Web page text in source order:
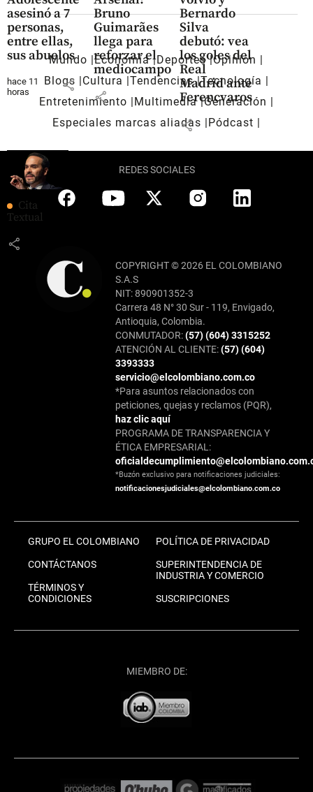
asesinó a 7
personas,
entre ellas,
sus abuelos
hace 11
horas
share
Bruno
Guimarães
llega para
reforzar el
mediocampo
share
Bernardo
Silva
debutó: vea
los goles del
Real
Madrid ante
Ferencvaros
share
Cita
Textual
share
Mundo Economía Deportes Opinión
Blogs
Cultura Tendencias Tecnología
Entretenimiento
Multimedia Generación
Especiales marcas aliadas
Pódcast
REDES SOCIALES
COPYRIGHT © 2026 EL COLOMBIANO
S.A.S
NIT: 890901352-3
Carrera 48 N° 30 Sur - 119, Envigado,
Antioquia, Colombia.
CONMUTADOR:(57) (604) 3315252
ATENCIÓN AL CLIENTE:(57) (604)
3393333
servicio@elcolombiano.com.co
*Para asuntos relacionados con
peticiones, quejas y reclamos (PQR),
haz clic aquí
PROGRAMA DE TRANSPARENCIA Y
ÉTICA EMPRESARIAL:
*Buzón exclusivo para notificaciones judiciales:
notificacionesjudiciales@elcolombiano.com.co
GRUPO EL COLOMBIANO
CONTÁCTANOS
TÉRMINOS Y
CONDICIONES
POLÍTICA DE PRIVACIDAD
SUPERINTENDENCIA DE
INDUSTRIA Y COMERCIO
SUSCRIPCIONES
MIEMBRO DE: